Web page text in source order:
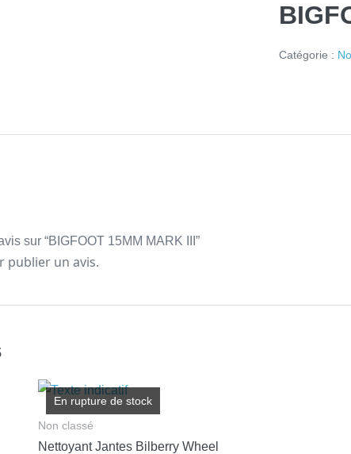
Catégorie :
sur “BIGFOOT 15MM MARK III”
publier un avis.
En rupture de stock
Non classé
Nettoyant Jantes Bilberry Wheel